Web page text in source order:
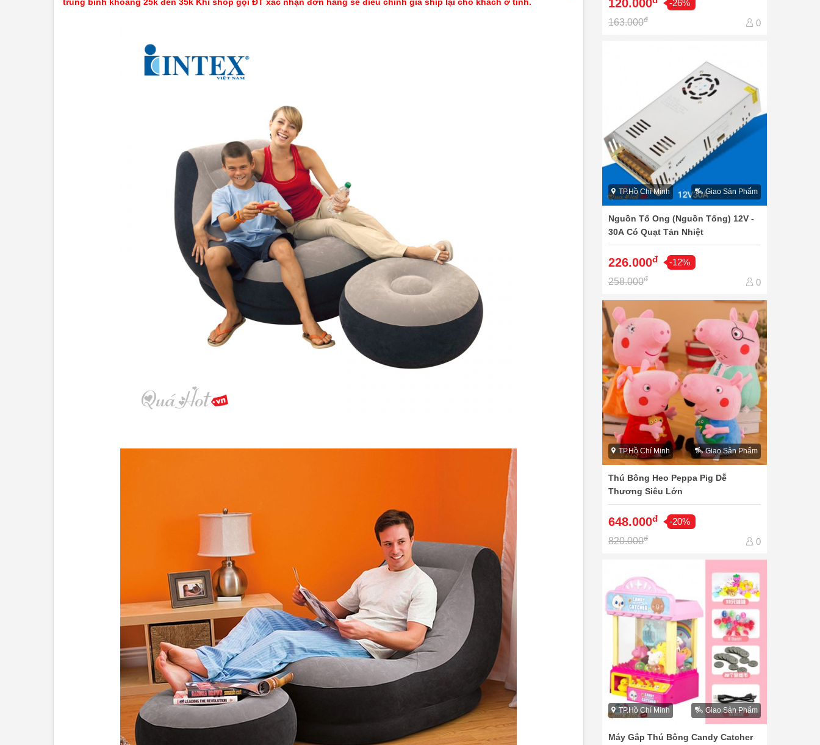
120.000
-26%
163.000đ 0
TP.Hồ Chí Minh Giao Sản Phẩm
Nguồn Tổ Ong (Nguồn Tổng) 12V -
30A Có Quạt Tản Nhiệt
226.000đ
-12%
258.000đ 0
TP.Hồ Chí Minh Giao Sản Phẩm
Thú Bông Heo Peppa Pig Dễ
Thương Siêu Lớn
648.000đ
-20%
820.000đ 0
TP.Hồ Chí Minh Giao Sản Phẩm
Máy Gắp Thú Bông Candy Catcher